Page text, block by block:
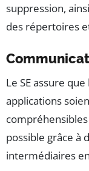
suppression,
des répertoires
Le SE assure
applications
possible grâce à
intermédiaires